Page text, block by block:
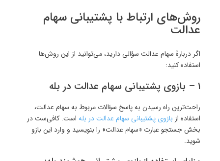
روش‌های ارتباط با پشتیبانی سهام
عدالت
اگر دربارۀ سهام عدالت سؤالی دارید، می‌توانید از این روش‌ها
استفاده کنید:
۱ – بازوی پشتیبانی سهام عدالت در بله
راحت‌ترین راه رسیدن به پاسخ سؤالات مربوط به سهام عدالت،
استفاده از بازوی پشتیبانی سهام عدالت در بله است. کافی‌ست در
بخش جستجو عبارت «سهام عدالت» را بنویسید و وارد این بازو
شوید.